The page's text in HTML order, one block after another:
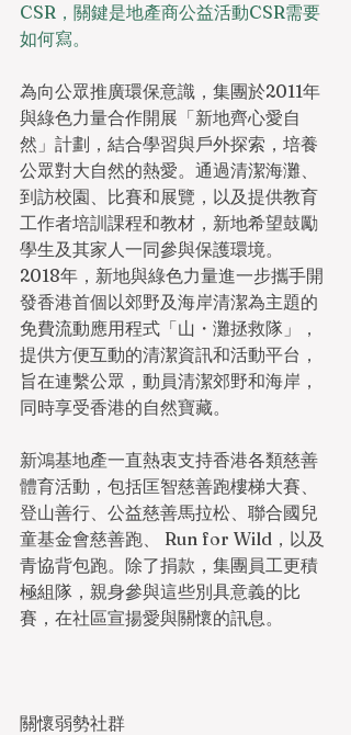
CSR，關鍵是地產商公益活動CSR需要
如何寫。
為向公眾推廣環保意識，集團於2011年
與綠色力量合作開展「新地齊心愛自
然」計劃，結合學習與戶外探索，培養
公眾對大自然的熱愛。通過清潔海灘、
到訪校園、比賽和展覽，以及提供教育
工作者培訓課程和教材，新地希望鼓勵
學生及其家人一同參與保護環境。
2018年，新地與綠色力量進一步攜手開
發香港首個以郊野及海岸清潔為主題的
免費流動應用程式「山・灘拯救隊」，
提供方便互動的清潔資訊和活動平台，
旨在連繫公眾，動員清潔郊野和海岸，
同時享受香港的自然寶藏。
新鴻基地產一直熱衷支持香港各類慈善
體育活動，包括匡智慈善跑樓梯大賽、
登山善行、公益慈善馬拉松、聯合國兒
童基金會慈善跑、 Run for Wild，以及
青協背包跑。除了捐款，集團員工更積
極組隊，親身參與這些別具意義的比
賽，在社區宣揚愛與關懷的訊息。
關懷弱勢社群